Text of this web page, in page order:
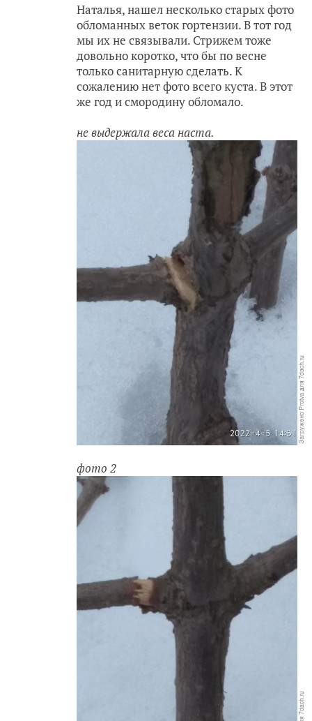
Наталья, нашел несколько старых фото
обломанных веток гортензии. В тот год
мы их не связывали. Стрижем тоже
довольно коротко, что бы по весне
только санитарную сделать. К
сожалению нет фото всего куста. В этот
же год и смородину обломало.
не выдержала веса наста.
фото 2